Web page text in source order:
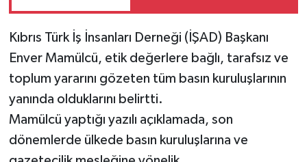
Kıbrıs Türk İş İnsanları Derneği (İŞAD) Başkanı
Enver Mamülcü, etik değerlere bağlı, tarafsız ve
toplum yararını gözeten tüm basın kuruluşlarının
yanında olduklarını belirtti.
Mamülcü yaptığı yazılı açıklamada, son
dönemlerde ülkede basın kuruluşlarına ve